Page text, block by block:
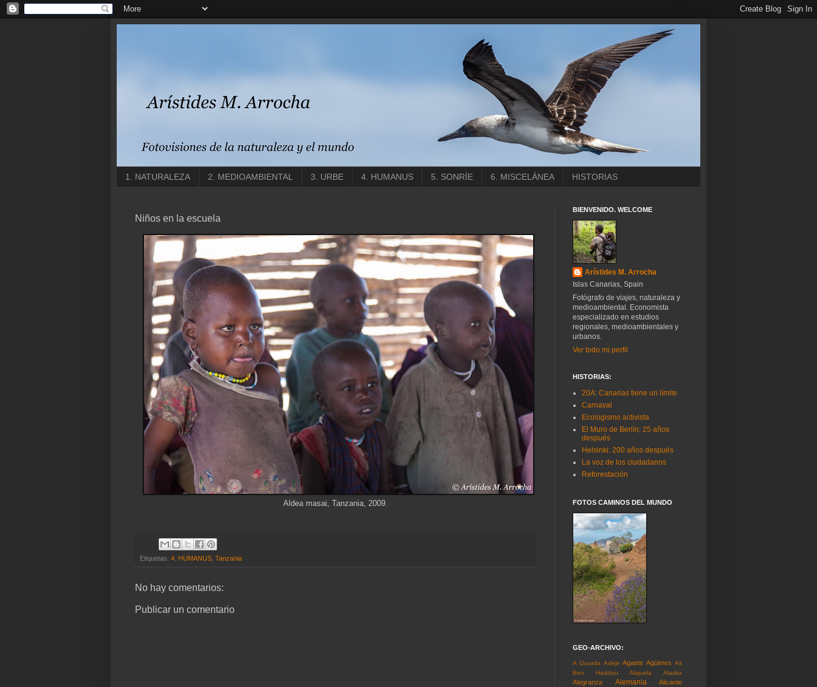
1. NATURALEZA 2. MEDIOAMBIENTAL 3. URBE 4. HUMANUS 5. SONRÍE 6. MISCELÁNEA HISTORIAS
Niños en la escuela
Aldea masai, Tanzania, 2009.
Etiquetas: 4. HUMANUS Tanzania
No hay comentarios:
Publicar un comentario
BIENVENIDO. WELCOME
Arístides M. Arrocha
Islas Canarias, Spain
Fotógrafo de viajes, naturaleza y
medioambiental. Economista
especializado en estudios
regionales, medioambientales y
urbanos.
Ver todo mi perfil
HISTORIAS:
20A: Canarias tiene un límite
Carnaval
Ecologismo activista
El Muro de Berlín; 25 años
después
Helsinki: 200 años después
La voz de los ciudadanos
Reforestación
FOTOS CAMINOS DEL MUNDO
GEO-ARCHIVO:
A Guarda Adeje Agaete Agüimes Ait
Ben Haddou
Alajuela Alaska
Alegranza Alemania Alicante